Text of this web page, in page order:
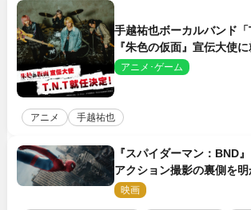
手越祐也ボーカルバンド「
『朱色の仮面』宣伝大使に
アニメ･ゲーム
アニメ 手越祐也
『スパイダーマン：BND
アクション撮影の裏側を
映画